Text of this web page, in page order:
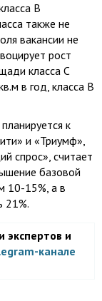
В
также не
вакансии не
рост
класса С
в год, класса В
к
и «Триумф»,
спрос», считает
базовой
10-15%, а в
21%.
экспертов и
канале